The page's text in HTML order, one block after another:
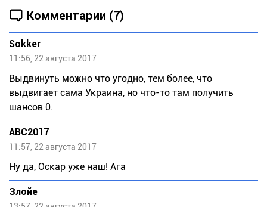
Комментарии (7)
Sokker
11:56, 22 августа 2017
Выдвинуть можно что угодно, тем более, что
выдвигает сама Украина, но что-то там получить
шансов 0.
ABC2017
11:57, 22 августа 2017
Ну да, Оскар уже наш! Ага
Злойе